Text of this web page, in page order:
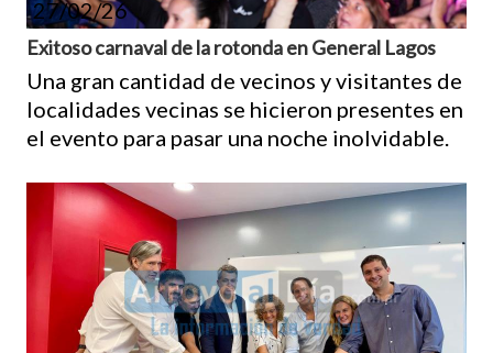
27/02/26
Exitoso carnaval de la rotonda en General Lagos
Una gran cantidad de vecinos y visitantes de
localidades vecinas se hicieron presentes en
el evento para pasar una noche inolvidable.